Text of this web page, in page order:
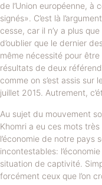
de l’Union européenne, à
signés». C’est là
cesse, car il n’y a plus
d’oublier que le dernier
même nécessité pour être
résultats de deux
comme on s’est assis
juillet 2015. Autrement,
Au sujet du mouvement
Khomri a eu ces mots
l’économie de notre pays
incontestables:
situation de captivité.
forcément ceux que l’on